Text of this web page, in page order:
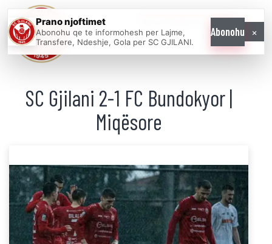
ONE
SC Gjilani 2-1 FC Bundokyor |
Miqësore
Prano njoftimet
Abonohu qe te informohesh per Lajme,
Transfere, Ndeshje, Gola per SC GJILANI.
Abonohu ×